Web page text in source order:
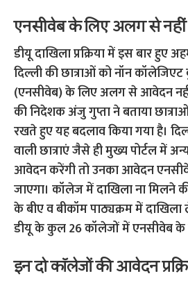
एनसीवेब के लिए अलग से
डीयू दाखिला प्रक्रिया में इस बार हुए
दिल्ली की छात्राओं को नॉन
(एनसीवेब) के लिए अलग से आवेदन
की निदेशक अंजु गुप्ता ने बताया
रखते हुए यह बदलाव किया गया है।
वाली छात्राएं जैसे ही मुख्य पोर्टल में
आवेदन करेंगी तो उनका आवेदन
जाएगा। कॉलेज में दाखिला ना मिलने
के बीए व बीकॉम पाठ्यक्रम में दाखिला
डीयू के कुल 26 कॉलेजों में एनसीवेब के
इन दो कॉलेजों की आवेदन